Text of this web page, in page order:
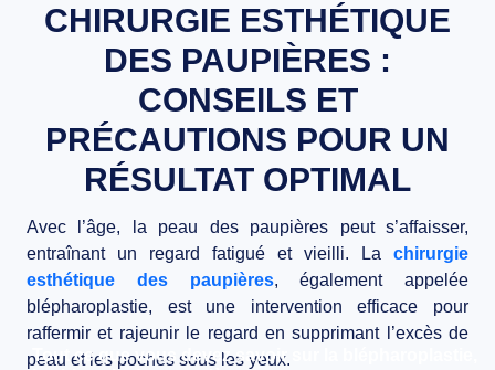
ACCUEIL
INTERVENTIONS
PROPOS
BLOG
CONTACT
Tout ce que vous devez savoir sur la blépharoplastie,
CHIRURGIE ESTHÉTIQUE
DES PAUPIÈRES :
CONSEILS ET
PRÉCAUTIONS POUR UN
RÉSULTAT OPTIMAL
Avec l’âge, la peau des paupières peut s’affaisser,
entraînant un regard fatigué et vieilli. La chirurgie
esthétique des paupières, également appelée
blépharoplastie, est une intervention efficace pour
raffermir et rajeunir le regard en supprimant l’excès de
peau et les poches sous les yeux.